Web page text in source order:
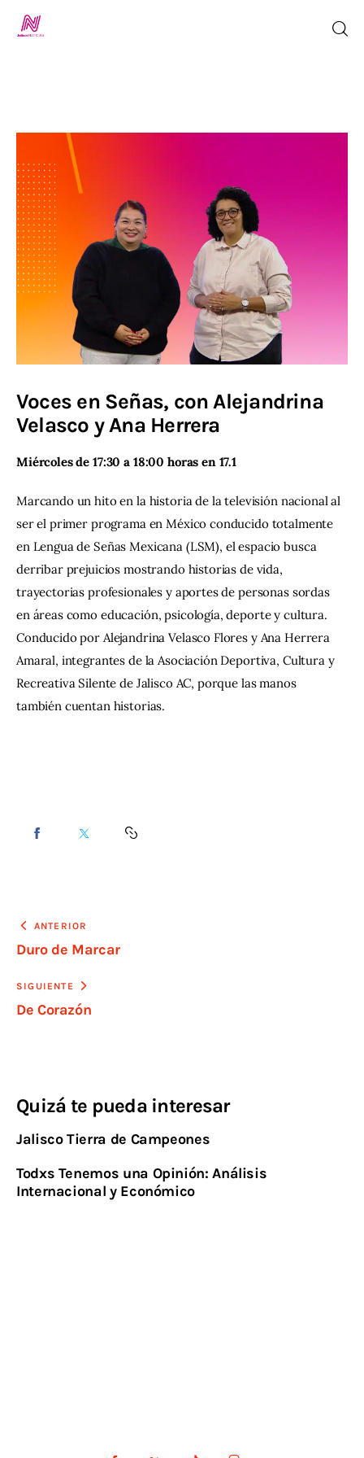
TV en Vivo
Jalisco Noticias
Programación
Jalisco TV
Jalisco RADIO / En Vivo
Nosotros
Contacto
Voces en Señas, con Alejandrina
Velasco y Ana Herrera
Miércoles de 17:30 a 18:00 horas en 17.1
Marcando un hito en la historia de la televisión nacional al
ser el primer programa en México conducido totalmente
en Lengua de Señas Mexicana (LSM), el espacio busca
derribar prejuicios mostrando historias de vida,
trayectorias profesionales y aportes de personas sordas
en áreas como educación, psicología, deporte y cultura.
Conducido por Alejandrina Velasco Flores y Ana Herrera
Amaral, integrantes de la Asociación Deportiva, Cultura y
Recreativa Silente de Jalisco AC, porque las manos
también cuentan historias.
ANTERIOR
Duro de Marcar
SIGUIENTE
De Corazón
Quizá te pueda interesar
Jalisco Tierra de Campeones
Todxs Tenemos una Opinión: Análisis
Internacional y Económico